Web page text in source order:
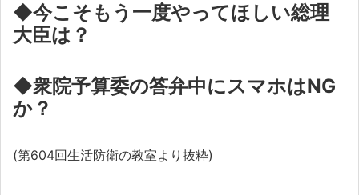
◆今こそもう一度やってほしい総理
大臣は？
◆衆院予算委の答弁中にスマホはNG
か？
(第604回生活防衛の教室より抜粋)